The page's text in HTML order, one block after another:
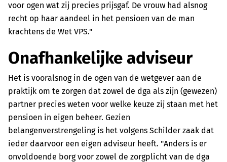
voor ogen wat zij precies prijsgaf. De vrouw had alsnog
recht op haar aandeel in het pensioen van de man
krachtens de Wet VPS."
Onafhankelijke adviseur
Het is vooralsnog in de ogen van de wetgever aan de
praktijk om te zorgen dat zowel de dga als zijn (gewezen)
partner precies weten voor welke keuze zij staan met het
pensioen in eigen beheer. Gezien
belangenverstrengeling is het volgens Schilder zaak dat
ieder daarvoor een eigen adviseur heeft. "Anders is er
onvoldoende borg voor zowel de zorgplicht van de dga